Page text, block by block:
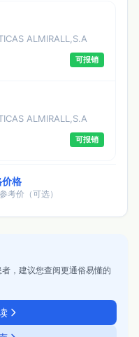
ALMIRALL,S.A
可报销
ALMIRALL,S.A
可报销
价格
考价（可选）
，建议您查阅更通俗易懂的